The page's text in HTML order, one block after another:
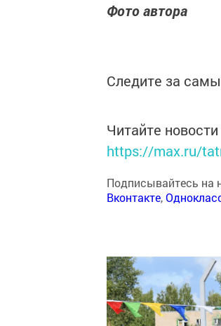
Фото автора
Следите за
Читайте
https://max.ru/
Подписывайтесь на
Вконтакте,